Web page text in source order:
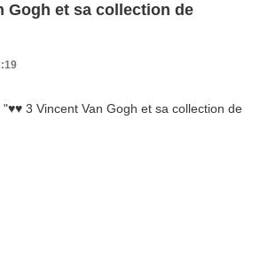
Gogh et sa collection de